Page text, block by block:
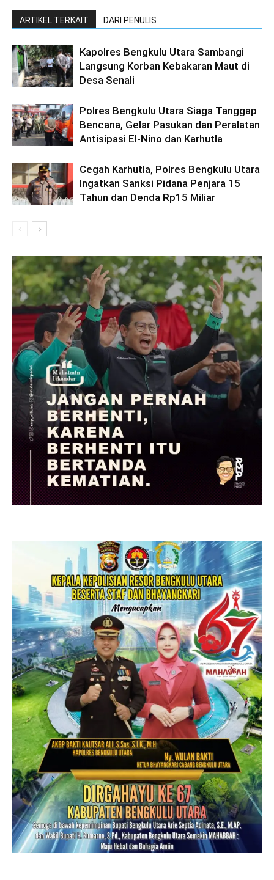
ARTIKEL TERKAIT DARI PENULIS
Kapolres Bengkulu Utara Sambangi
Langsung Korban Kebakaran Maut di
Desa Senali
Polres Bengkulu Utara Siaga Tanggap
Bencana, Gelar Pasukan dan Peralatan
Antisipasi El-Nino dan Karhutla
Cegah Karhutla, Polres Bengkulu Utara
Ingatkan Sanksi Pidana Penjara 15
Tahun dan Denda Rp15 Miliar